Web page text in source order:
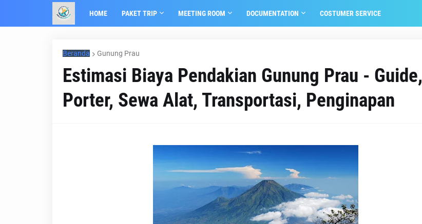
HOME PAKET TRIP MEETING ROOM DOCUMENTATION COSTUMER SERVICE
Beranda Gunung Prau
Estimasi Biaya Pendakian Gunung Prau - Guide,
Porter, Sewa Alat, Transportasi, Penginapan